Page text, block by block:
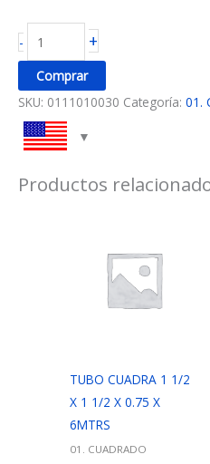
- +
Comprar
SKU: 0111010030 Categoría: 01.
Productos
TUBO CUADRA 1 1/2
X 1 1/2 X 0.75 X
6MTRS
01. CUADRADO